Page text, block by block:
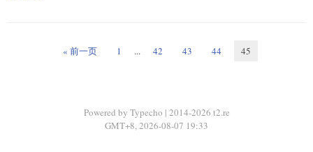
« 前一页 1 ... 42 43 44 45
Powered by Typecho | 2014-2026 t2.re
GMT+8, 2026-08-07 19:33